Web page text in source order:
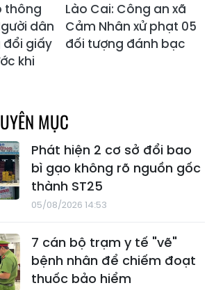
thông
dân
đổi giấy
khi
Lào Cai: Công an xã
Cảm Nhân xử phạt 05
đối tượng đánh bạc
MỤC
Phát hiện 2 cơ sở đổi bao
bì gạo không rõ nguồn gốc
thành ST25
05/08/2026 14:53
7 cán bộ trạm y tế "vẽ"
bệnh nhân để chiếm đoạt
thuốc bảo hiểm